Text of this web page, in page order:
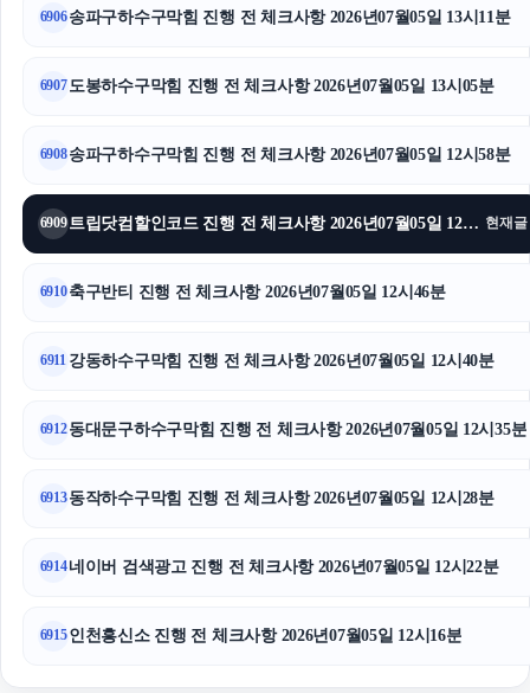
재산분할소송
김포공항주차대행
6906송파구하수구막힘 진행 전 체크사항 2026년07월05일 13시11분
6907 도봉하수구막힘 진행 전 체크사항 2026년07월05일 13시05분
6908송파구하수구막힘 진행 전 체크사항 2026년07월05일 12시58분
6909 트립닷컴할인코드 진행 전 체크사항 2026년07월05일 12시52분 현재글
6910축구반티 진행 전 체크사항 2026년07월05일 12시46분
6911 강동하수구막힘 진행 전 체크사항 2026년07월05일 12시40분
6912동대문구하수구막힘 진행 전 체크사항 2026년07월05일 12시35분
6913동작하수구막힘 진행 전 체크사항 2026년07월05일 12시28분
6914네이버 검색광고 진행 전 체크사항 2026년07월05일 12시22분
6915인천흥신소 진행 전 체크사항 2026년07월05일 12시16분